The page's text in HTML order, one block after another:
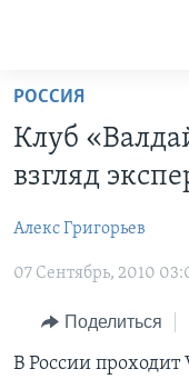
Перейти
основной
контент
навигации
Перейти
поиск
ГЛАВНОЕ
ПРОГРАММЫ
НОВОСТИ ЗА
ИТОГИ
ПОЧЕМУ ЭТО
ДИСКУССИЯ VOA
УЧИМ АНГЛИЙСКИЙ
НАША
А КАК В АМЕРИКЕ?
АРТЕФАКТЫ
ЭКСПЕРТИЗА
ИНТЕРВЬЮ
ФАКТЫ ПРОТИВ
ЗА СВОБОДУ
РОССИЯ
Клуб
взгляд
Алекс Григорьев
07 Сентябрь, 2010
Поделиться
В России